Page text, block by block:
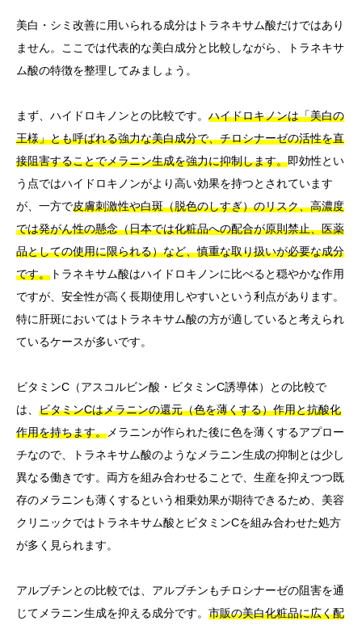
美白・シミ改善に用いられる成分はトラネキサム酸だけではあり
ません。ここでは代表的な美白成分と比較しながら、トラネキサ
ム酸の特徴を整理してみましょう。
まず、ハイドロキノンとの比較です。 ハイドロキノンは「美白の
王様」とも呼ばれる強力な美白成分で、チロシナーゼの活性を直
接阻害することでメラニン生成を強力に抑制します。即効性とい
う点ではハイドロキノンがより高い効果を持つとされています
が、一方で皮膚刺激性や白斑（脱色のしすぎ）のリスク、高濃度
では発がん性の懸念（日本では化粧品への配合が原則禁止、医薬
品としての使用に限られる）など、慎重な取り扱いが必要な成分
です。 トラネキサム酸はハイドロキノンに比べると穏やかな作用
ですが、安全性が高く長期使用しやすいという利点があります。
特に肝斑においてはトラネキサム酸の方が適していると考えられ
ているケースが多いです。
ビタミンC（アスコルビン酸・ビタミンC誘導体）との比較で
は、 ビタミンCはメラニンの還元（色を薄くする）作用と抗酸化
作用を持ちます。 メラニンが作られた後に色を薄くするアプロー
チなので、トラネキサム酸のようなメラニン生成の抑制とは少し
異なる働きです。両方を組み合わせることで、生産を抑えつつ既
存のメラニンも薄くするという相乗効果が期待できるため、美容
クリニックではトラネキサム酸とビタミンCを組み合わせた処方
が多く見られます。
アルブチンとの比較では、アルブチンもチロシナーゼの阻害を通
じてメラニン生成を抑える成分です。 市販の美白化粧品に広く配